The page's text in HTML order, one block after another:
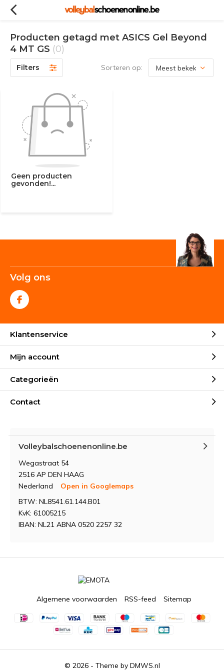
Producten getagd met ASICS Gel Beyond
4 MT GS (0)
Filters Sorteren op:
Geen producten
gevonden!...
Volg ons
Klantenservice
Mijn account
Categorieën
Contact
Volleybalschoenenonline.be
Wegastraat 54
2516 AP DEN HAAG
Nederland
Open in Googlemaps
BTW: NL8541.61.144.B01
KvK: 61005215
IBAN: NL21 ABNA 0520 2257 32
© 2026 - Theme by DMWS.nl
Algemene voorwaarden RSS-feed Sitemap